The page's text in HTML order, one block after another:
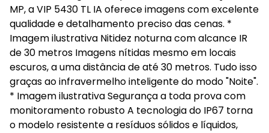
MP, a VIP 5430 TL IA oferece imagens com excelente
qualidade e detalhamento preciso das cenas. *
Imagem ilustrativa Nitidez noturna com alcance IR
de 30 metros Imagens nítidas mesmo em locais
escuros, a uma distância de até 30 metros. Tudo isso
graças ao infravermelho inteligente do modo "Noite".
* Imagem ilustrativa Segurança a toda prova com
monitoramento robusto A tecnologia do IP67 torna
o modelo resistente a resíduos sólidos e líquidos,